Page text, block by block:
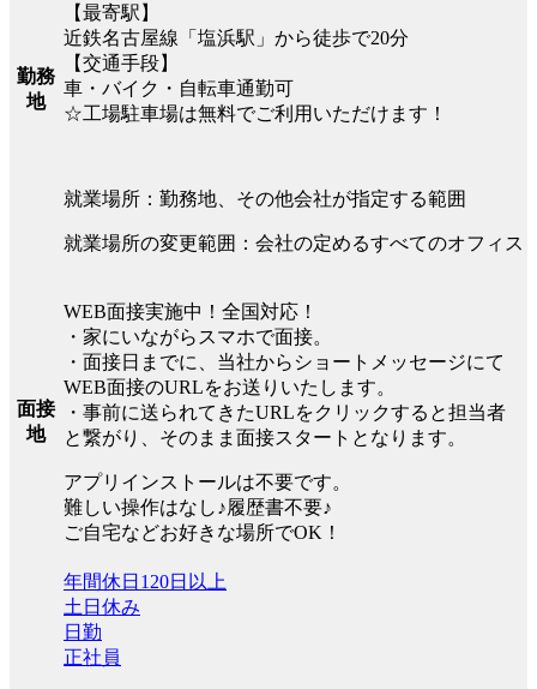
勤務
地
【最寄駅】
近鉄名古屋線「塩浜駅」から徒歩で20分
【交通手段】
車・バイク・自転車通勤可
☆工場駐車場は無料でご利用いただけます！
就業場所：勤務地、その他会社が指定する範囲
就業場所の変更範囲：会社の定めるすべてのオフィス
面接
地
WEB面接実施中！全国対応！
・家にいながらスマホで面接。
・面接日までに、当社からショートメッセージにて
WEB面接のURLをお送りいたします。
・事前に送られてきたURLをクリックすると担当者
と繋がり、そのまま面接スタートとなります。
アプリインストールは不要です。
難しい操作はなし♪履歴書不要♪
ご自宅などお好きな場所でOK！
年間休日120日以上
土日休み
日勤
正社員